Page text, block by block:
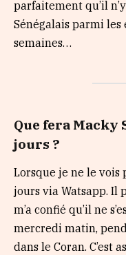
parfaitement qu’il
Sénégalais parmi
semaines…
Que fera Macky
jours ?
Lorsque je ne le vois
jours via Watsapp. Il
m’a confié qu’il ne
mercredi matin,
dans le Coran. C’est